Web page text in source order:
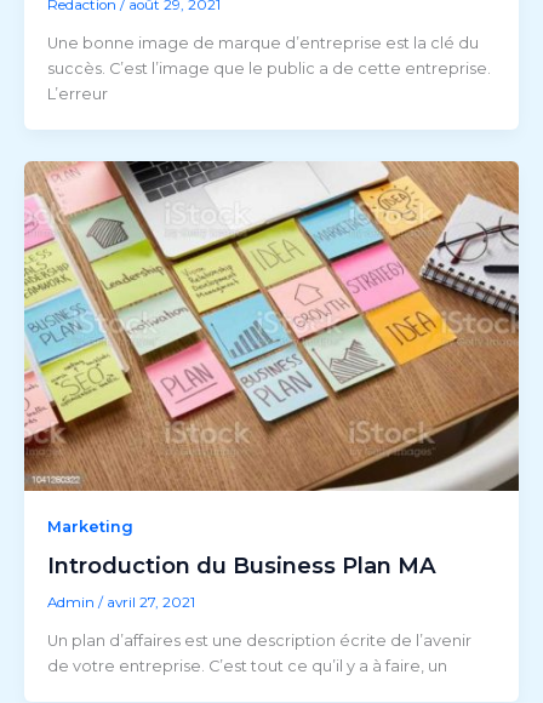
Redaction / août 29, 2021
Une bonne image de marque d’entreprise est la clé du
succès. C’est l’image que le public a de cette entreprise.
L’erreur
Marketing
Introduction du Business Plan MA
Admin / avril 27, 2021
Un plan d’affaires est une description écrite de l’avenir
de votre entreprise. C’est tout ce qu’il y a à faire, un